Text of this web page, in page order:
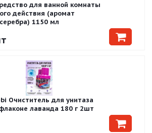
для ванной комнаты
действия (аромат
1150 мл
Очиститель для унитаза
лаванда 180 г 2шт